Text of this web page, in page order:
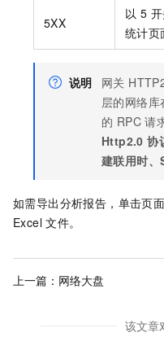
5XX
以 5
统计页
说明
网关
层的网络
的 RPC 请
Http2.0 协
建联用时、
如需导出分析报告，单击页
Excel 文件。
上一篇： 网络大盘
该文章